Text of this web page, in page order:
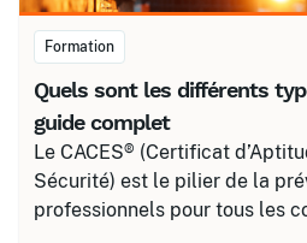
Formation
Quels sont les différents
guide complet
Le CACES® (Certificat
Sécurité) est le pilier de la
professionnels pour tous les